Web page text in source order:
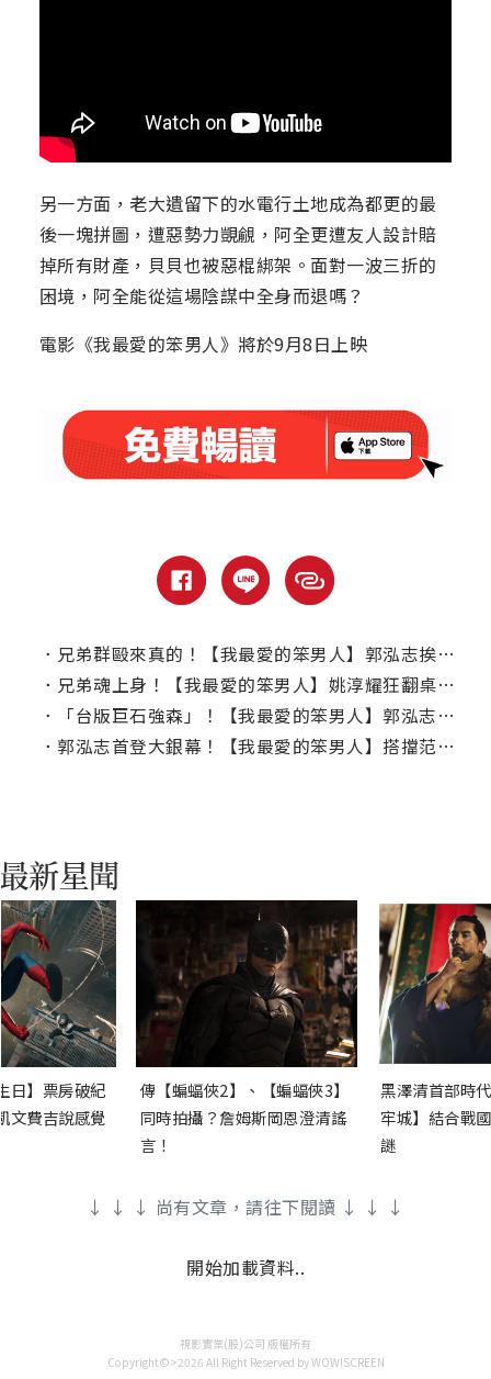
另一方面，老大遺留下的水電行土地成為都更的最
後一塊拼圖，遭惡勢力覬覦，阿全更遭友人設計賠
掉所有財產，貝貝也被惡棍綁架。面對一波三折的
困境，阿全能從這場陰謀中全身而退嗎？
電影《我最愛的笨男人》將於9月8日上映
． 兄弟群毆來真的！【我最愛的笨男人】郭泓志挨打笑說：我以為我只負責打人
． 兄弟魂上身！【我最愛的笨男人】姚淳耀狂翻桌、飆髒話直呼超過癮
．
「台版巨石強森」！【我最愛的笨男人】郭泓志進軍大銀幕
． 郭泓志首登大銀幕！【我最愛的笨男人】搭擋范逸臣、姚淳耀組「最硬派兄弟」
日】票房破紀
文費吉說感覺
傳【蝙蝠俠2】、【蝙蝠俠3】
同時拍攝？詹姆斯岡恩澄清謠
言！
黑澤清首部時
牢城】結合戰
謎
↓ ↓ ↓ 尚有文章，請往下閱讀 ↓ ↓ ↓
開始加載資料..
視影實業(股)公司 版權所有
Copyright©>2026 All Right Reserved by WOW!SCREEN